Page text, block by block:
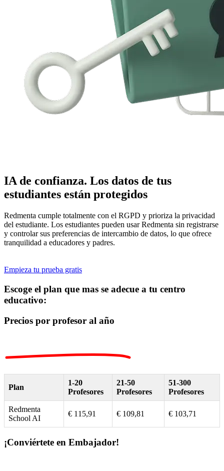
IA de confianza. Los datos de tus
estudiantes están protegidos
Redmenta cumple totalmente con el RGPD y prioriza la privacidad
del estudiante. Los estudiantes pueden usar Redmenta sin registrarse
y controlar sus preferencias de intercambio de datos, lo que ofrece
tranquilidad a educadores y padres.
Empieza tu prueba gratis
Escoge el plan que mas se adecue a tu centro
educativo:
Precios por profesor al año
Plan
1-20
Profesores
21-50
Profesores
51-300
Profesores
Redmenta
School AI
€ 115,91 € 109,81 € 103,71
¡Conviértete en Embajador!